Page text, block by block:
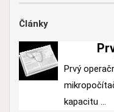
Články
Prvý
kapacitu ...